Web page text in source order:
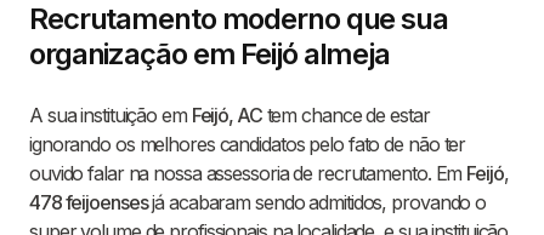
Recrutamento moderno que sua
organização em Feijó almeja
A sua instituição em Feijó, ACtem chance de estar
ignorando os melhores candidatos pelo fato de não ter
ouvido falar na nossa assessoria de recrutamento. Em Feijó,
478 feijoensesjá acabaram sendo admitidos, provando o